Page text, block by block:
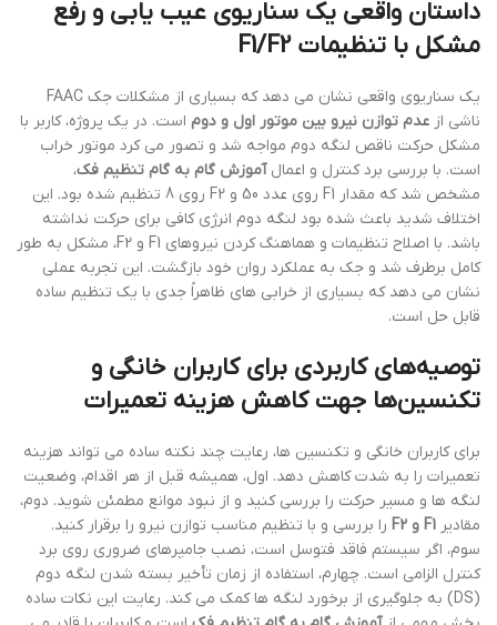
داستان واقعی یک سناریوی عیب یابی و رفع
مشکل با تنظیمات F1/F2
یک سناریوی واقعی نشان می دهد که بسیاری از مشکلات جک FAAC
ناشی از عدم توازن نیرو بین موتور اول و دوم است. در یک پروژه، کاربر با
مشکل حرکت ناقص لنگه دوم مواجه شد و تصور می کرد موتور خراب
است. با بررسی برد کنترل و اعمالآموزش گام به گام تنظیم فک،
مشخص شد که مقدار F1 روی عدد 50 و F2 روی 8 تنظیم شده بود. این
اختلاف شدید باعث شده بود لنگه دوم انرژی کافی برای حرکت نداشته
باشد. با اصلاح تنظیمات و هماهنگ کردن نیروهای F1 و F2، مشکل به طور
کامل برطرف شد و جک به عملکرد روان خود بازگشت. این تجربه عملی
نشان می دهد که بسیاری از خرابی های ظاهراً جدی با یک تنظیم ساده
قابل حل است.
توصیه‌های کاربردی برای کاربران خانگی و
تکنسین‌ها جهت کاهش هزینه تعمیرات
برای کاربران خانگی و تکنسین ها، رعایت چند نکته ساده می تواند هزینه
تعمیرات را به شدت کاهش دهد. اول، همیشه قبل از هر اقدام، وضعیت
لنگه ها و مسیر حرکت را بررسی کنید و از نبود موانع مطمئن شوید. دوم،
مقادیر F1 و F2
را بررسی و با تنظیم مناسب توازن نیرو را برقرار کنید.
سوم، اگر سیستم فاقد فتوسل است، نصب جامپرهای ضروری روی برد
کنترل الزامی است. چهارم، استفاده از زمان تأخیر بسته شدن لنگه دوم
(DS) به جلوگیری از برخورد لنگه ها کمک می کند. رعایت این نکات ساده